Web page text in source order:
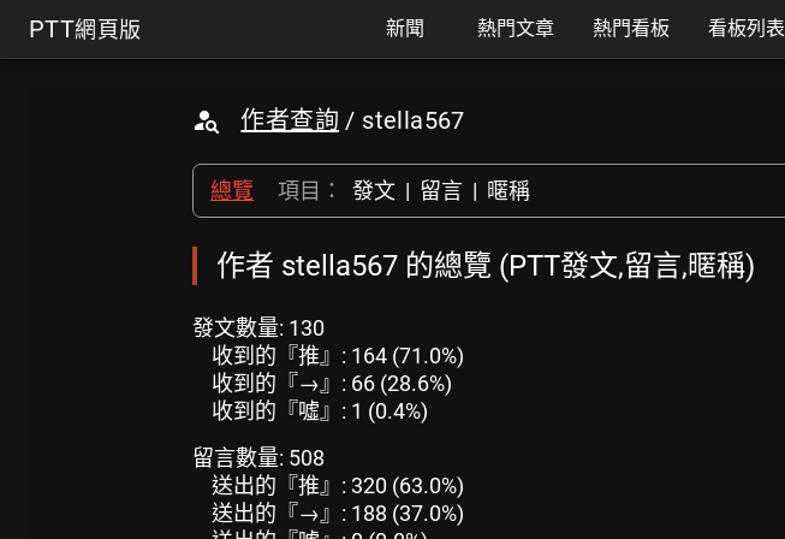
PTT網頁版 新聞 熱門文章 熱門看板 看板列表
作者查詢 / stella567
總覽 項目： 發文 | 留言 | 暱稱
作者 stella567 的總覽 (PTT發文,留言,暱稱)
發文數量: 130
收到的『推』: 164 (71.0%)
收到的『→』: 66 (28.6%)
收到的『噓』: 1 (0.4%)
留言數量: 508
送出的『推』: 320 (63.0%)
送出的『→』: 188 (37.0%)